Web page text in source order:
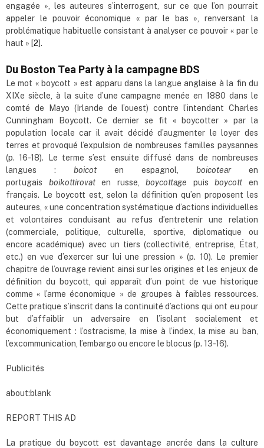
engagée », les auteures s’interrogent, sur ce que l’on pourrait
appeler le pouvoir économique « par le bas », renversant la
problématique habituelle consistant à analyser ce pouvoir « par le
haut » [2].
Du Boston Tea Party à la campagne BDS
Le mot « boycott » est apparu dans la langue anglaise à la fin du
XIXe siècle, à la suite d’une campagne menée en 1880 dans le
comté de Mayo (Irlande de l’ouest) contre l’intendant Charles
Cunningham Boycott. Ce dernier se fit « boycotter » par la
population locale car il avait décidé d’augmenter le loyer des
terres et provoqué l’expulsion de nombreuses familles paysannes
(p. 16-18). Le terme s’est ensuite diffusé dans de nombreuses
langues : boicot en espagnol, boicotearen
portugais boikottirovaten russe,boycottage puisboycott en
français. Le boycott est, selon la définition qu’en proposent les
auteures, « une concentration systématique d’actions individuelles
et volontaires conduisant au refus d’entretenir une relation
(commerciale, politique, culturelle, sportive, diplomatique ou
encore académique) avec un tiers (collectivité, entreprise, État,
etc.) en vue d’exercer sur lui une pression » (p. 10). Le premier
chapitre de l’ouvrage revient ainsi sur les origines et les enjeux de
définition du boycott, qui apparaît d’un point de vue historique
comme « l’arme économique » de groupes à faibles ressources.
Cette pratique s’inscrit dans la continuité d’actions qui ont eu pour
but d’affaiblir un adversaire en l’isolant socialement et
économiquement : l’ostracisme, la mise à l’index, la mise au ban,
l’excommunication, l’embargo ou encore le blocus (p. 13-16).
Publicités
about:blank
REPORT THIS AD
La pratique du boycott est davantage ancrée dans la culture